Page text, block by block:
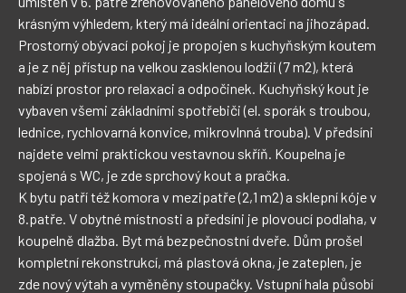
krásným výhledem, který má ideální orientaci na jihozápad.
Prostorný obývací pokoj je propojen s kuchyňským koutem
a je z něj přístup na velkou zasklenou lodžii (7 m2), která
nabízí prostor pro relaxaci a odpočinek. Kuchyňský kout je
vybaven všemi základními spotřebiči (el. sporák s troubou,
lednice, rychlovarná konvice, mikrovlnná trouba). V předsíni
najdete velmi praktickou vestavnou skříň. Koupelna je
spojená s WC, je zde sprchový kout a pračka.
K bytu patří též komora v mezipatře (2,1 m2) a sklepní kóje v
8.patře. V obytné místnosti a předsíni je plovoucí podlaha, v
koupelně dlažba. Byt má bezpečnostní dveře. Dům prošel
kompletní rekonstrukcí, má plastová okna, je zateplen, je
zde nový výtah a vyměněny stoupačky. Vstupní hala působí